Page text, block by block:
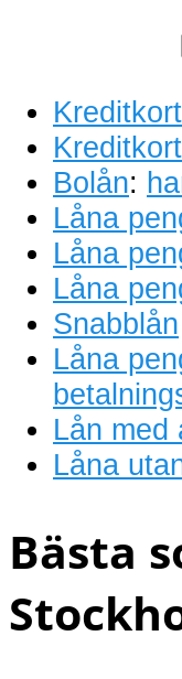
Kreditkort
Bolån:
Låna
Låna
Låna
Snabblån
Låna
Lån med
Låna
Bästa